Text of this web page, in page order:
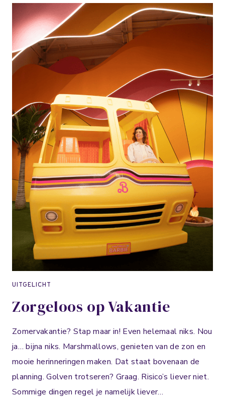
R
A
D
O
P
J
O
U
W
V
A
K
A
N
E
M
G
?
⁣
UITGELICHT
Zorgeloos op Vakantie
Zomervakantie? Stap maar in! Even helemaal niks. Nou
ja… bijna niks. Marshmallows, genieten van de zon en
mooie herinneringen maken. Dat staat bovenaan de
planning. Golven trotseren? Graag. Risico’s liever niet.
Sommige dingen regel je namelijk liever…